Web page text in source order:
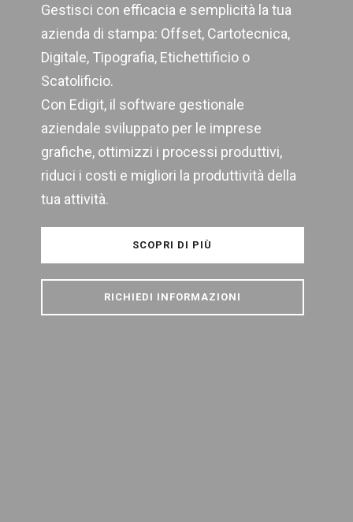
Gestisci con efficacia e semplicità la tua
azienda di stampa: Offset, Cartotecnica,
Digitale, Tipografia, Etichettificio o
Scatolificio.
Con Edigit, il software gestionale
aziendale sviluppato per le imprese
grafiche, ottimizzi i processi produttivi,
riduci i costi e migliori la produttività della
tua attività.
SCOPRI DI PIÙ
RICHIEDI INFORMAZIONI